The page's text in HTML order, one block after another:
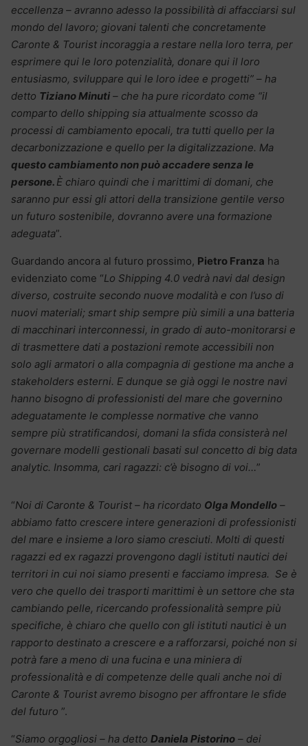
eccellenza – avranno adesso la possibilità di affacciarsi sul
mondo del lavoro; giovani talenti che concretamente
Caronte & Tourist incoraggia a restare nella loro terra, per
esprimere qui le loro potenzialità, donare qui il loro
entusiasmo, sviluppare qui le loro idee e progetti” – ha
detto Tiziano Minuti – che ha pure ricordato come “il
comparto dello shipping sia attualmente scosso da
processi di cambiamento epocali, tra tutti quello per la
decarbonizzazione e quello per la digitalizzazione. Ma
questo cambiamento non può accadere senza le
persone. È chiaro quindi che i marittimi di domani, che
saranno pur essi gli attori della transizione gentile verso
un futuro sostenibile, dovranno avere una formazione
adeguata”.
Guardando ancora al futuro prossimo, Pietro Franza ha
evidenziato come “Lo Shipping 4.0 vedrà navi dal design
diverso, costruite secondo nuove modalità e con l’uso di
nuovi materiali; smart ship sempre più simili a una batteria
di macchinari interconnessi, in grado di auto-monitorarsi e
di trasmettere dati a postazioni remote accessibili non
solo agli armatori o alla compagnia di gestione ma anche a
stakeholders esterni. E dunque se già oggi le nostre navi
hanno bisogno di professionisti del mare che governino
adeguatamente le complesse normative che vanno
sempre più stratificandosi, domani la sfida consisterà nel
governare modelli gestionali basati sul concetto di big data
analytic. Insomma, cari ragazzi: c’è bisogno di voi…”
“Noi di Caronte & Tourist – ha ricordato Olga Mondello –
abbiamo fatto crescere intere generazioni di professionisti
del mare e insieme a loro siamo cresciuti. Molti di questi
ragazzi ed ex ragazzi provengono dagli istituti nautici dei
territori in cui noi siamo presenti e facciamo impresa. Se è
vero che quello dei trasporti marittimi è un settore che sta
cambiando pelle, ricercando professionalità sempre più
specifiche, è chiaro che quello con gli istituti nautici è un
rapporto destinato a crescere e a rafforzarsi, poiché non si
potrà fare a meno di una fucina e una miniera di
professionalità e di competenze delle quali anche noi di
Caronte & Tourist avremo bisogno per affrontare le sfide
del futuro ”.
“Siamo orgogliosi – ha detto Daniela Pistorino – dei